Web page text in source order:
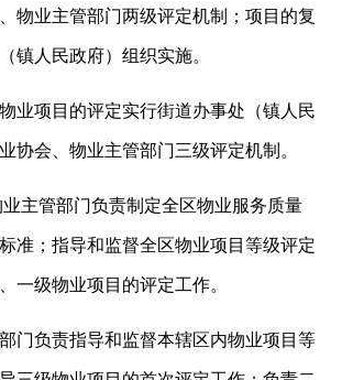
物业主管部门两级评定机制；项目的复
镇人民政府）组织实施。
项目的评定实行街道办事处（镇人民
协会、物业主管部门三级评定机制。
主管部门负责制定全区物业服务质量
准；指导和监督全区物业项目等级评定
一级物业项目的评定工作。
负责指导和监督本辖区内物业项目等